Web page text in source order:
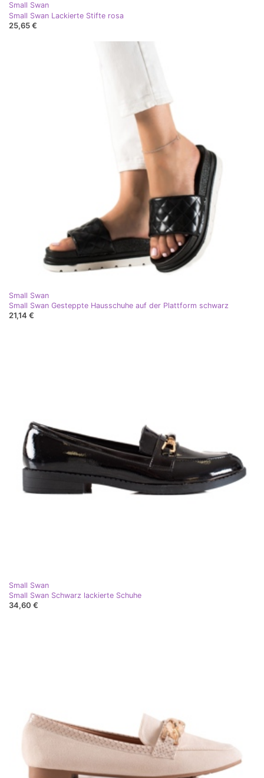
Small Swan
Small Swan Lackierte Stifte rosa
25,65 €
Small Swan
Small Swan Gesteppte Hausschuhe auf der Plattform schwarz
21,14 €
Small Swan
Small Swan Schwarz lackierte Schuhe
34,60 €